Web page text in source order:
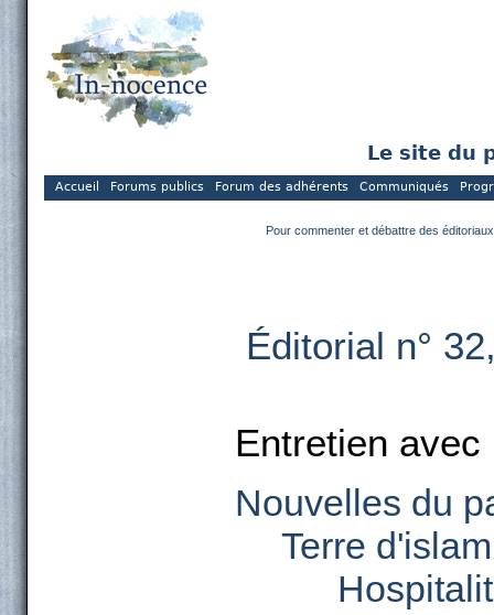
Le site du
Accueil Forums publics Forum des adhérents Communiqués
Pour commenter et débattre des
Éditorial n°
Entretien
Nouvelles du
Terre